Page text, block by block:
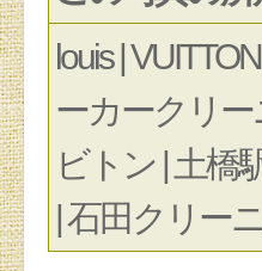
louis |
ーカークリー
ビトン | 土橋
| 石田クリー